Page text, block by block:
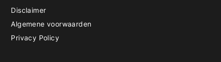
Disclaimer
Algemene voorwaarden
Privacy Policy